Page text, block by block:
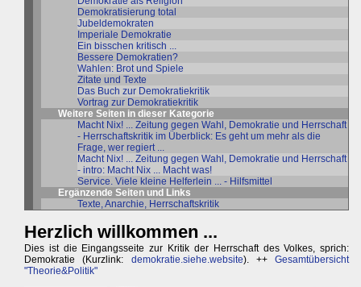
Demokratisierung total
Jubeldemokraten
Imperiale Demokratie
Ein bisschen kritisch ...
Bessere Demokratien?
Wahlen: Brot und Spiele
Zitate und Texte
Das Buch zur Demokratiekritik
Vortrag zur Demokratiekritik
Weitere Seiten in dieser Kategorie
Macht Nix! ... Zeitung gegen Wahl, Demokratie und Herrschaft
- Herrschaftskritik im Überblick: Es geht um mehr als die
Frage, wer regiert ...
Macht Nix! ... Zeitung gegen Wahl, Demokratie und Herrschaft
- intro: Macht Nix ... Macht was!
Service. Viele kleine Helferlein ... - Hilfsmittel
Ergänzende Seiten und Links
Texte, Anarchie, Herrschaftskritik
Herzlich willkommen ...
Dies ist die Eingangsseite zur Kritik der Herrschaft des Volkes, sprich:
Demokratie (Kurzlink: demokratie.siehe.website). ++Gesamtübersicht
"Theorie&Politik"